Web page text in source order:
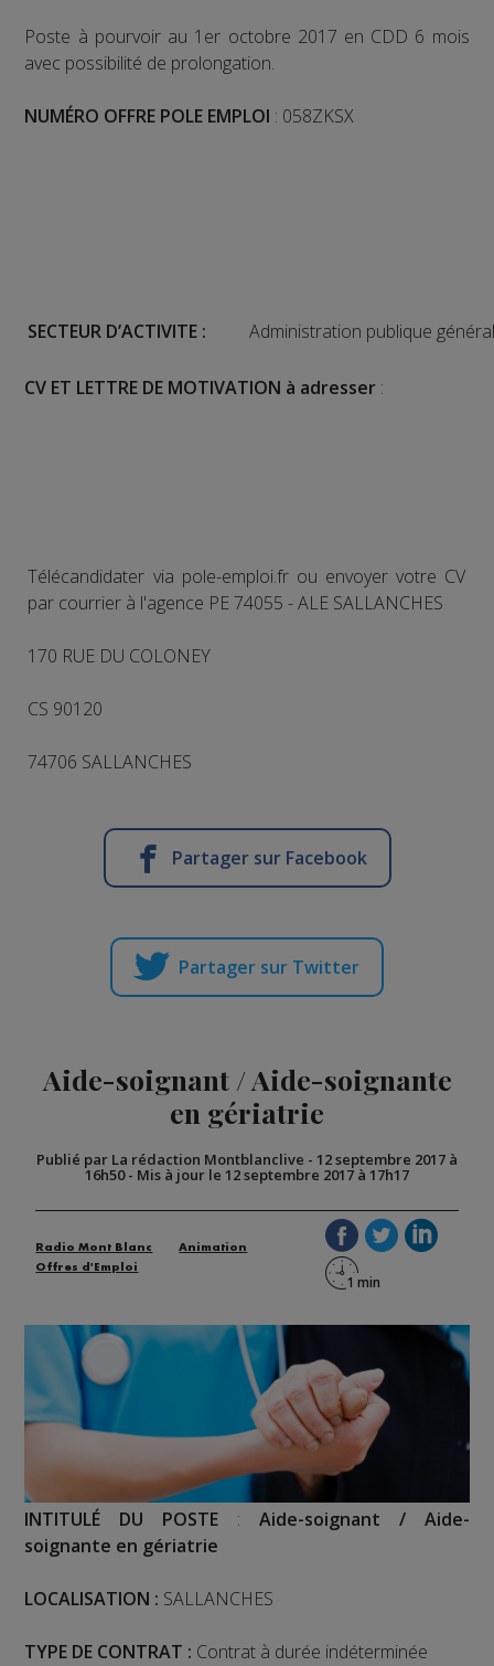
Poste à pourvoir au 1er octobre 2017 en CDD 6 mois
avec possibilité de prolongation.
NUMÉRO OFFRE POLE EMPLOI : 058ZKSX
SECTEUR D’ACTIVITE : Administration publique
CV ET LETTRE DE MOTIVATION à adresser :
Télécandidater via pole-emploi.fr ou envoyer votre CV
par courrier à l'agence PE 74055 - ALE SALLANCHES
170 RUE DU COLONEY
CS 90120
74706 SALLANCHES
Partager sur Facebook
Partager sur Twitter
Aide-soignant / Aide-soignante
en gériatrie
Publié par La rédaction Montblanclive - 12 septembre 2017 à
16h50- Mis à jour le 12 septembre 2017 à 17h17
Radio Mont Blanc
Animation
Offres d'Emploi
INTITULÉ DU POSTE : Aide-soignant / Aide-
soignante en gériatrie
LOCALISATION : SALLANCHES
TYPE DE CONTRAT : Contrat à durée indéterminée